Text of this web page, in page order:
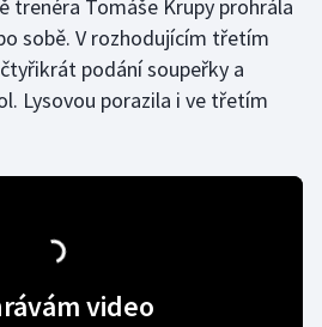
trenéra Tomáše Krupy prohrála
sobě. V rozhodujícím třetím
podání soupeřky a
Lysovou porazila i ve třetím
video